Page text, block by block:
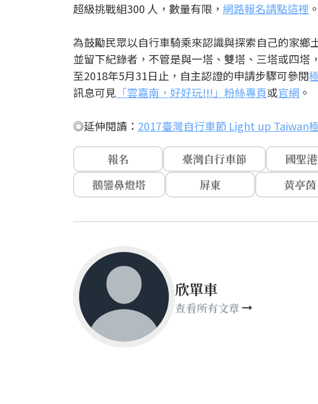
超級挑戰組300 人，數量有限， 網路報名請點這裡 。
為鼓勵民眾以自行車騎乘來認識與探索自己的家
並留下紀錄者，不管是與一塔、雙塔、三塔或四
至2018年5月31日止，自主認證的申請步驟可參閱
訊息可見 「雲嘉南，好好玩!!!」粉絲專頁或官網 。
◎延伸閱讀： 2017臺灣自行車節 Light up Taiwan
報名 臺灣自行車節 國聖
鵝鑾鼻燈塔
屏東 黃亭茵
欣單車
查看所有文章